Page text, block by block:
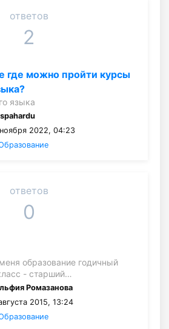
ответов
2
где можно пройти курсы
языка
2022, 04:23
ответов
0
образование годичный
- старший…
Ромазанова
2015, 13:24